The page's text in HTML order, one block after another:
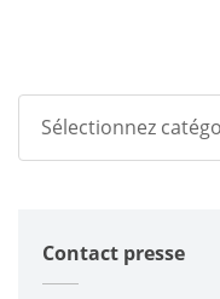
Sélectionnez
Groupe Kyocera
Contact presse